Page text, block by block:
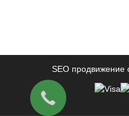
SEO продвижение